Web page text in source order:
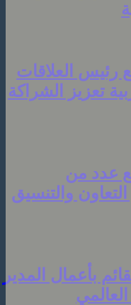
العلاقات
تعزيز الشراكة
من
والتنسيق
بأعمال المدير